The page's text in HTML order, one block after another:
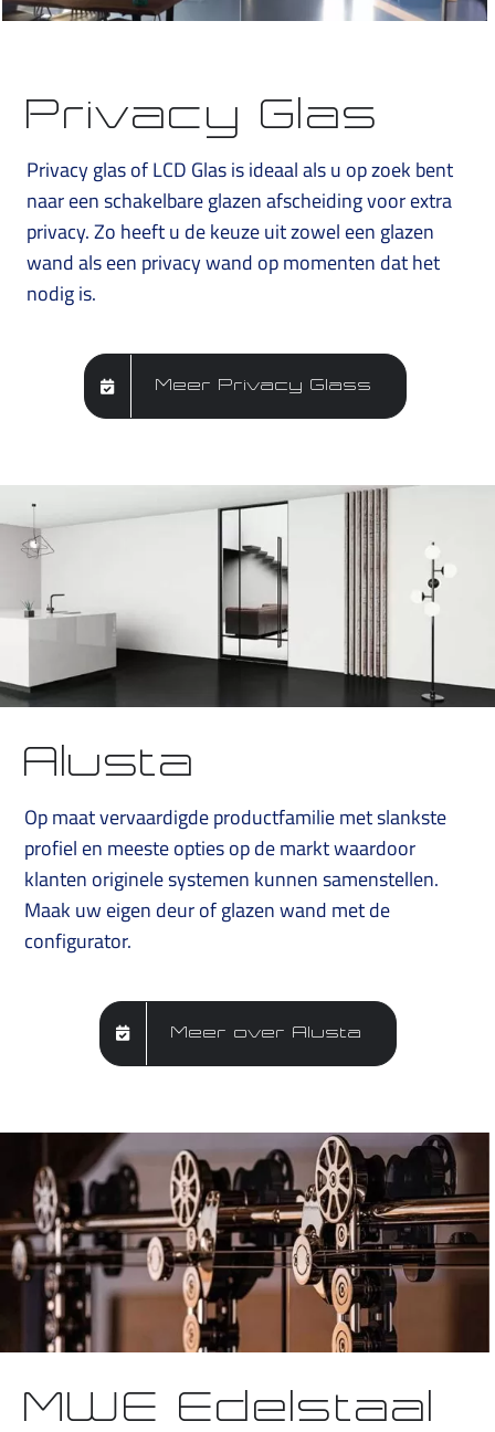
Privacy Glas
Privacy glas of LCD Glas is ideaal als u op zoek bent
naar een schakelbare glazen afscheiding voor extra
privacy. Zo heeft u de keuze uit zowel een glazen
wand als een privacy wand op momenten dat het
nodig is.
Meer Privacy Glass
Alusta
Op maat vervaardigde productfamilie met slankste
profiel en meeste opties op de markt waardoor
klanten originele systemen kunnen samenstellen.
Maak uw eigen deur of glazen wand met de
configurator.
Meer over Alusta
MWE Edelstaal